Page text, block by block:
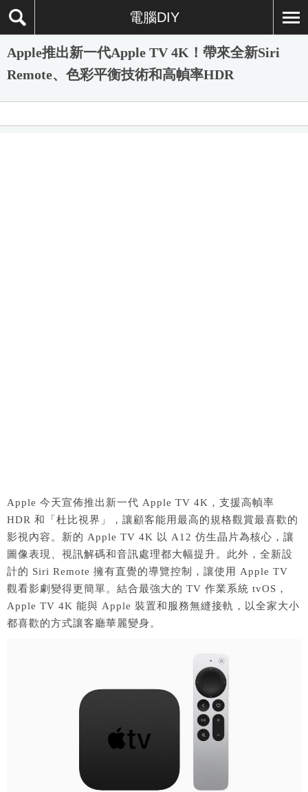
電腦DIY
Apple推出新一代Apple TV 4K！帶來全新Siri
Remote、色彩平衡技術和高幀率HDR
Apple 今天宣佈推出新一代 Apple TV 4K，支援高幀率
HDR 和「杜比視界」，讓顧客能用最高的規格觀賞最喜歡的
影視內容。新的 Apple TV 4K 以 A12 仿生晶片為核心，讓
圖像表現、視訊解碼和音訊處理都大幅提升。此外，全新設
計的 Siri Remote 擁有直覺的導覽控制，讓使用 Apple TV
觀看影劇變得更簡單。結合最強大的 TV 作業系統 tvOS，
Apple TV 4K 能與 Apple 裝置和服務無縫接軌，以全家大小
都喜歡的方式讓客廳華麗變身。